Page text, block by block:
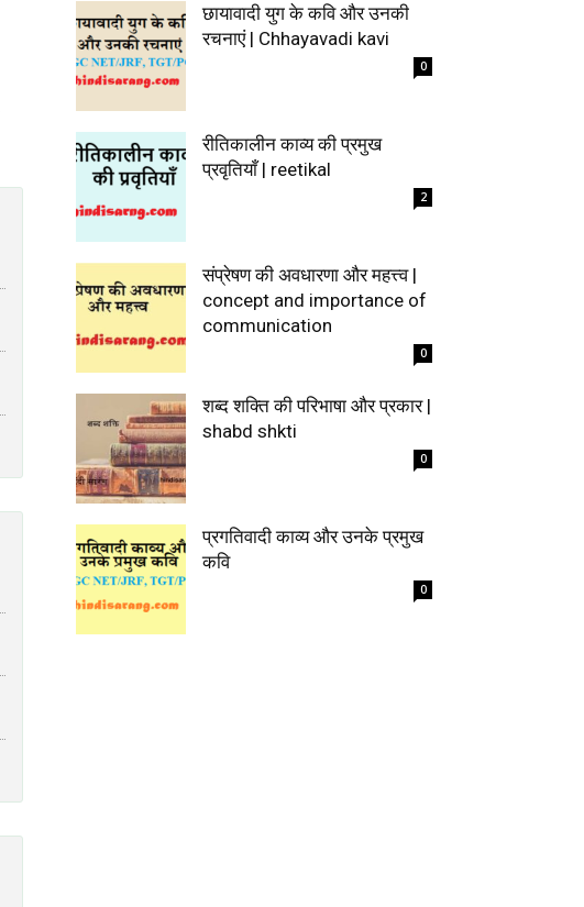
छायावादी युग के कवि और उनकी
रचनाएं | Chhayavadi kavi
0
रीतिकालीन काव्य की प्रमुख
प्रवृतियाँ | reetikal
2
संप्रेषण की अवधारणा और महत्त्व |
concept and importance of
communication
0
शब्द शक्ति की परिभाषा और प्रकार |
shabd shkti
0
प्रगतिवादी काव्य और उनके प्रमुख
कवि
0